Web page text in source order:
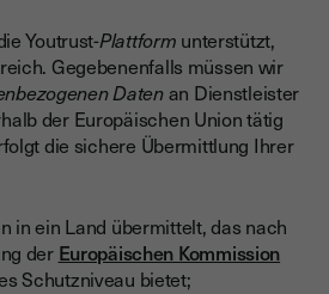
Youtrust-Plattform unterstützt,
Gegebenenfalls müssen wir
Datenan Dienstleister
der Europäischen Union tätig
die sichere Übermittlung Ihrer
in ein Land übermittelt, das nach
der Europäischen Kommission
Schutzniveau bietet;